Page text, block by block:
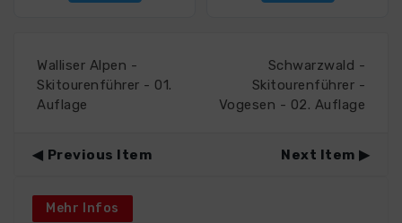
Walliser Alpen -
Skitourenführer - 01.
Auflage
Schwarzwald -
Skitourenführer -
Vogesen - 02. Auflage
Previous Item Next Item
Mehr Infos